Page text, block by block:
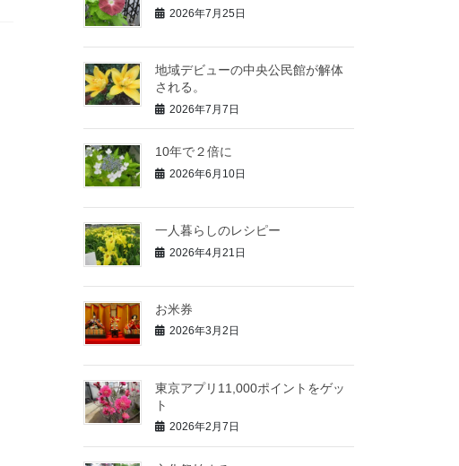
2026年7月25日
地域デビューの中央公民館が解体
される。
2026年7月7日
10年で２倍に
2026年6月10日
一人暮らしのレシピー
2026年4月21日
お米券
2026年3月2日
東京アプリ11,000ポイントをゲッ
ト
2026年2月7日